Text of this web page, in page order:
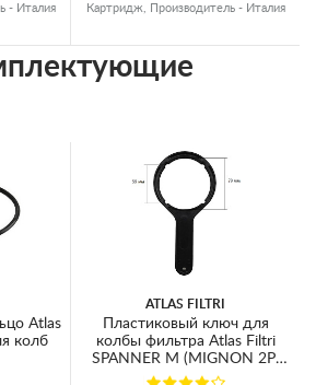
- Италия Картридж, Производитель - Италия
Atlas
колб
ATLAS FILTRI
Пластиковый ключ для
колбы фильтра Atlas Filtri
SPANNER M (MIGNON 2P)
RB7403002